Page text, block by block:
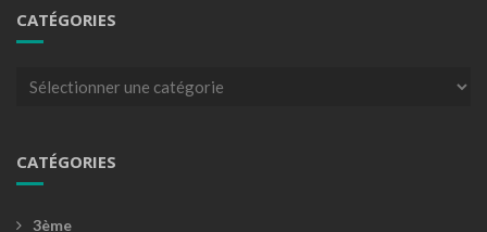
CATÉGORIES
Catégories
CATÉGORIES
3ème